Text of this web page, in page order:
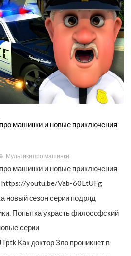
машинки и новые приключения
Мультики про машинки
машинки и новые приключения
https://youtu.be/Vab-60LtUFg
новый сезон серии подряд
Попытка украсть философский
серии
Как доктор Зло проникнет в